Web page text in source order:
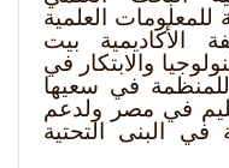
للمعلومات العلمية
بيت
والابتكار في
في سعيها
في مصر ولدعم
البنى التحتية